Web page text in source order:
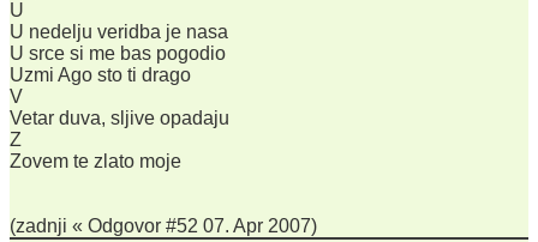
U
U nedelju veridba je nasa
U srce si me bas pogodio
Uzmi Ago sto ti drago
V
Vetar duva, sljive opadaju
Z
Zovem te zlato moje
(zadnji « Odgovor #52 07. Apr 2007)